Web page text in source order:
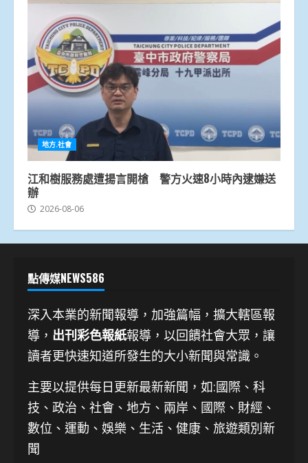
地方.社會
江和樹服務處遭揚言開槍 警方火速8小時內逮嫌送
辦
2026-08-06
點傳媒NEWS586
深入本業的新聞報導，加強篇幅，擴大轄區報
導， 出刊彩色報紙報導，以回饋社會大眾，讓
讀者更快速知道所發生的大小新聞與常識。
主要以提供每日更新最新新聞 ，如:國際、科
技、 政治、社會、地方、兩岸、國際、財經、
數位、運動、娛樂、生活、健康、旅遊類別新
聞